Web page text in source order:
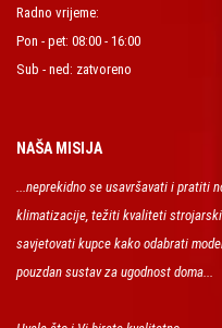
Radno vrijeme:
Pon - pet: 08:00 - 16:00
Sub - ned: zatvoreno
NAŠA MISIJA
...neprekidno se usavršavati i pratiti
klimatizacije, težiti kvaliteti
savjetovati kupce kako odabrati
pouzdan sustav za ugodnost doma...